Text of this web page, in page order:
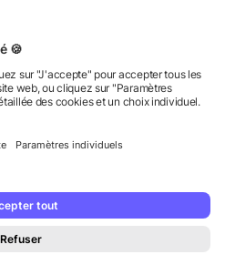
objets publicitaires et articles
privées.